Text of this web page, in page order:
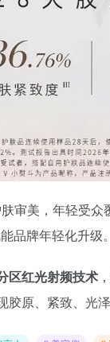
审美，年轻受众
品牌年轻化升级。
区红光射频技术
原、紧致、光泽